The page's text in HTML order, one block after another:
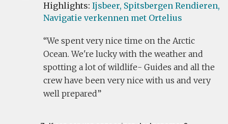
Highlights: Ijsbeer, Spitsbergen Rendieren,
Navigatie verkennen met Ortelius
We spent very nice time on the Arctic
Ocean. We're lucky with the weather and
spotting a lot of wildlife- Guides and all the
crew have been very nice with us and very
well prepared